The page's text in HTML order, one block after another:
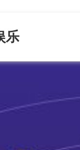
乐